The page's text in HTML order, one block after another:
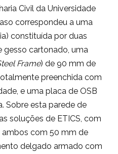
Civil da Universidade
correspondeu a uma
constituída por duas
gesso cartonado, uma
Frame) de 90 mm de
preenchida com
e uma placa de OSB
Sobre esta parede de
soluções de ETICS, com
com 50 mm de
delgado armado com